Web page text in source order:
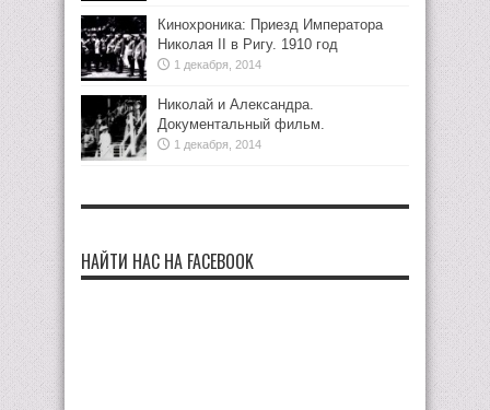
Кинохроника: Приезд Императора
Николая II в Ригу. 1910 год
1 декабря, 2014
Николай и Александра.
Документальный фильм.
1 декабря, 2014
НАЙТИ НАС НА FACEBOOK